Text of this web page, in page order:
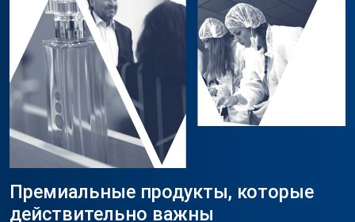
Премиальные продукты, которые
действительно важны